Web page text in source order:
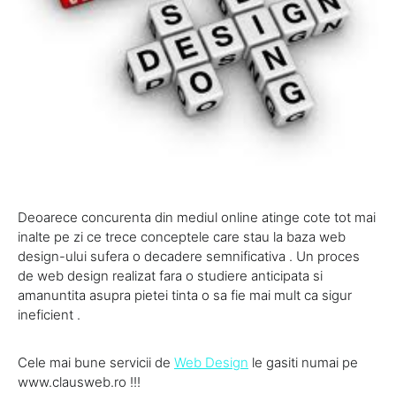
Deoarece concurenta din mediul online atinge cote tot mai
inalte pe zi ce trece conceptele care stau la baza web
design-ului sufera o decadere semnificativa . Un proces
de web design realizat fara o studiere anticipata si
amanuntita asupra pietei tinta o sa fie mai mult ca sigur
ineficient .
Cele mai bune servicii de Web Design le gasiti numai pe
www.clausweb.ro !!!